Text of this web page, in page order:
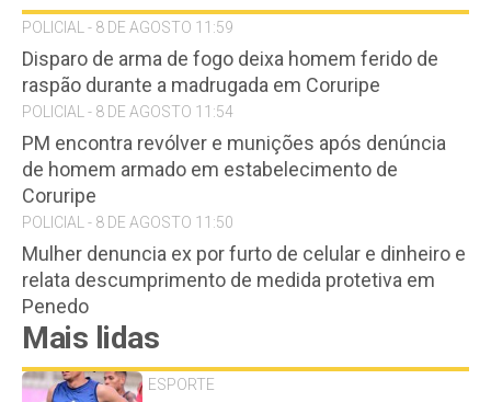
POLICIAL - 8 DE AGOSTO 11:59
Disparo de arma de fogo deixa homem ferido de
raspão durante a madrugada em Coruripe
POLICIAL - 8 DE AGOSTO 11:54
PM encontra revólver e munições após denúncia
de homem armado em estabelecimento de
Coruripe
POLICIAL - 8 DE AGOSTO 11:50
Mulher denuncia ex por furto de celular e dinheiro e
relata descumprimento de medida protetiva em
Penedo
Mais lidas
ESPORTE